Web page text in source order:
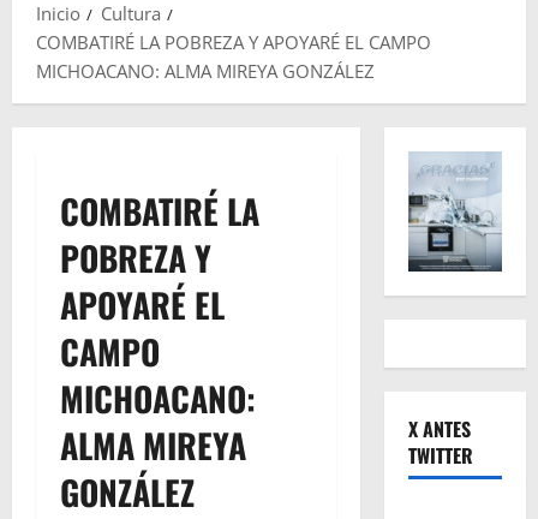
Inicio
Cultura
COMBATIRÉ LA POBREZA Y APOYARÉ EL CAMPO
MICHOACANO: ALMA MIREYA GONZÁLEZ
COMBATIRÉ LA
POBREZA Y
APOYARÉ EL
CAMPO
MICHOACANO:
ALMA MIREYA
GONZÁLEZ
X ANTES
TWITTER